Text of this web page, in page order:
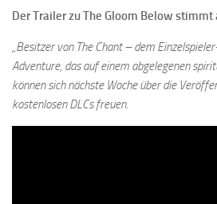
Der Trailer zu The Gloom Below stimmt
„Besitzer von The Chant – dem
Adventure, das auf einem abgelegenen
können sich nächste Woche über die
kostenlosen DLCs freuen.